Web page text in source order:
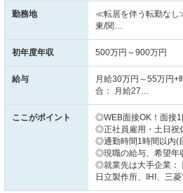
勤務地
≪転居を伴う転勤なし
東/関…
初年度年収 500万円～900万円
給与
月給30万円～55万円
合： 月給27…
ここがポイント
◎WEB面接OK！面接1
◎正社員雇用・土日祝
◎通勤時間1時間以内(
◎現職の給与、希望年
◎就業先は大手企業：
日立製作所、IHI、三